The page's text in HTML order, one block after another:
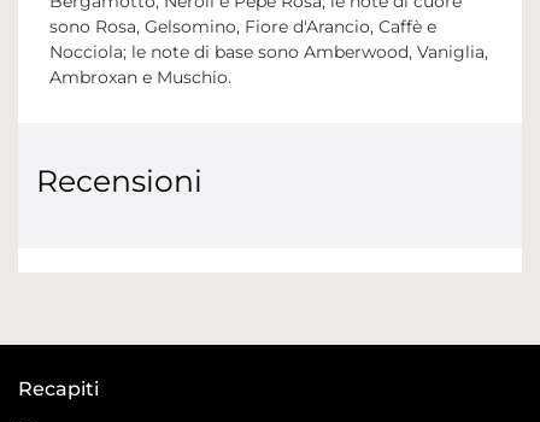
sono Rosa, Gelsomino, Fiore d'Arancio, Caffè e
Nocciola; le note di base sono Amberwood, Vaniglia,
Ambroxan e Muschio.
Recensioni
Recapiti